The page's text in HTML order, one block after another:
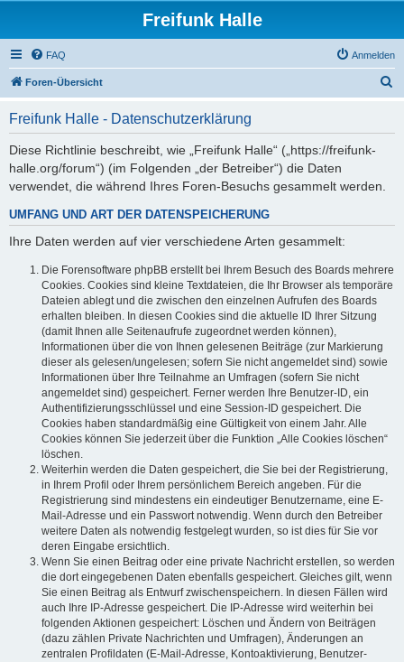
Freifunk Halle
FAQ Anmelden
Foren-Übersicht
Freifunk Halle - Datenschutzerklärung
Diese Richtlinie beschreibt, wie „Freifunk Halle“ („https://freifunk-
halle.org/forum“) (im Folgenden „der Betreiber“) die Daten
verwendet, die während Ihres Foren-Besuchs gesammelt werden.
UMFANG UND ART DER DATENSPEICHERUNG
Ihre Daten werden auf vier verschiedene Arten gesammelt:
Die Forensoftware phpBB erstellt bei Ihrem Besuch des Boards mehrere
Cookies. Cookies sind kleine Textdateien, die Ihr Browser als temporäre
Dateien ablegt und die zwischen den einzelnen Aufrufen des Boards
erhalten bleiben. In diesen Cookies sind die aktuelle ID Ihrer Sitzung
(damit Ihnen alle Seitenaufrufe zugeordnet werden können),
Informationen über die von Ihnen gelesenen Beiträge (zur Markierung
dieser als gelesen/ungelesen; sofern Sie nicht angemeldet sind) sowie
Informationen über Ihre Teilnahme an Umfragen (sofern Sie nicht
angemeldet sind) gespeichert. Ferner werden Ihre Benutzer-ID, ein
Authentifizierungsschlüssel und eine Session-ID gespeichert. Die
Cookies haben standardmäßig eine Gültigkeit von einem Jahr. Alle
Cookies können Sie jederzeit über die Funktion „Alle Cookies löschen“
löschen.
Weiterhin werden die Daten gespeichert, die Sie bei der Registrierung,
in Ihrem Profil oder Ihrem persönlichem Bereich angeben. Für die
Registrierung sind mindestens ein eindeutiger Benutzername, eine E-
Mail-Adresse und ein Passwort notwendig. Wenn durch den Betreiber
weitere Daten als notwendig festgelegt wurden, so ist dies für Sie vor
deren Eingabe ersichtlich.
Wenn Sie einen Beitrag oder eine private Nachricht erstellen, so werden
die dort eingegebenen Daten ebenfalls gespeichert. Gleiches gilt, wenn
Sie einen Beitrag als Entwurf zwischenspeichern. In diesen Fällen wird
auch Ihre IP-Adresse gespeichert. Die IP-Adresse wird weiterhin bei
folgenden Aktionen gespeichert: Löschen und Ändern von Beiträgen
(dazu zählen Private Nachrichten und Umfragen), Änderungen an
zentralen Profildaten (E-Mail-Adresse, Kontoaktivierung, Benutzer-